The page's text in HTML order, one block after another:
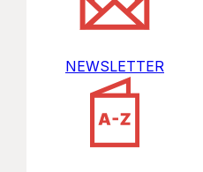
NEWSLETTER